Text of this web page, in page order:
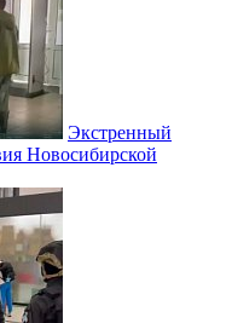
Экстренный
Новосибирской